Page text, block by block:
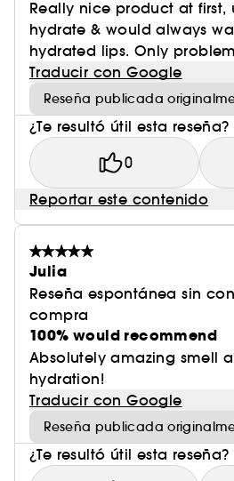
Really nice product at first,
hydrate & would always
hydrated lips. Only
Traducir con Google
Reseña publicada
¿Te resultó útil esta reseña?
0
Reportar este contenido
Julia
Reseña espontánea sin
compra
100% would recommend
Absolutely amazing smell
hydration!
Traducir con Google
Reseña publicada
¿Te resultó útil esta reseña?